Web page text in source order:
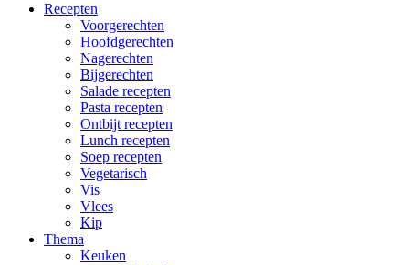
Recepten
Voorgerechten
Hoofdgerechten
Nagerechten
Bijgerechten
Salade recepten
Pasta recepten
Ontbijt recepten
Lunch recepten
Soep recepten
Vegetarisch
Vis
Vlees
Kip
Thema
Keuken